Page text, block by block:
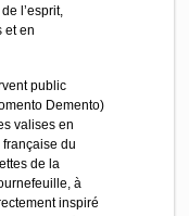
l’esprit,
et en
public
Demento)
valises en
française du
de la
à
inspiré